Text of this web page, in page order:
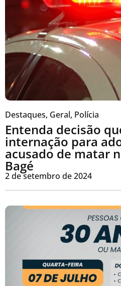
Destaques, Geral, Polícia
Entenda decisão
internação para
acusado de matar
Bagé
2 de setembro de 2024